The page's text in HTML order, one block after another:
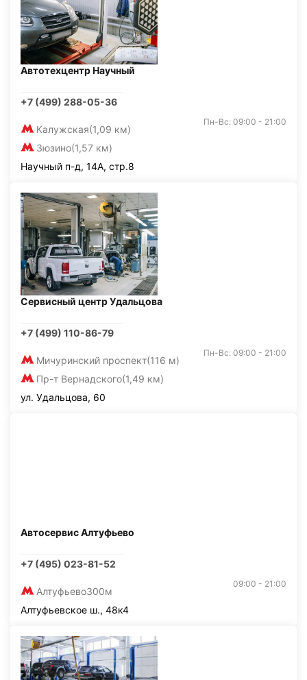
Автотехцентр Научный
+7 (499) 288-05-36
Калужская(1,09 км)
Зюзино(1,57 км)
Пн-Вс: 09:00 - 21:00
Научный п-д, 14А, стр.8
Сервисный центр Удальцова
+7 (499) 110-86-79
Мичуринский проспект(116 м)
Пр-т Вернадского(1,49 км)
Пн-Вс: 09:00 - 21:00
ул. Удальцова, 60
Автосервис Алтуфьево
+7 (495) 023-81-52
Алтуфьево300м
09:00 - 21:00
Алтуфьевское ш., 48к4